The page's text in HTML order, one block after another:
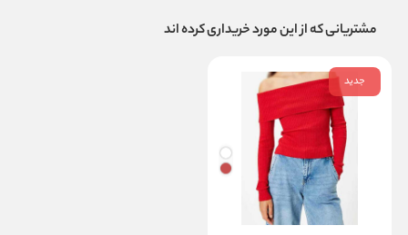
مشتریانی که از این مورد خریداری کرده اند
جدید